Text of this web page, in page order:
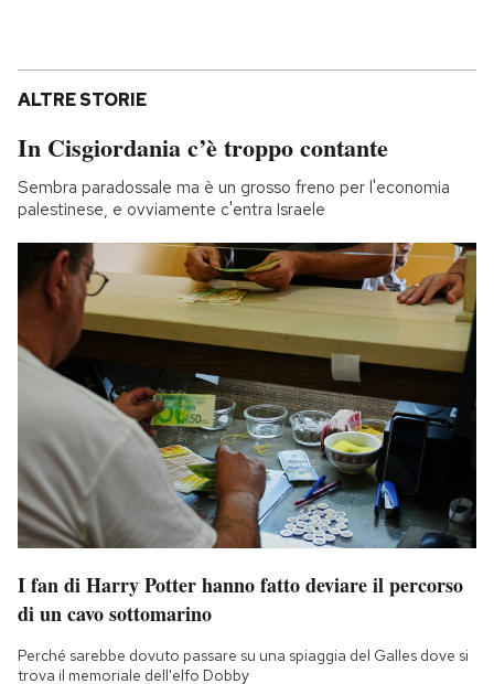
ALTRE STORIE
In Cisgiordania c’è troppo contante
Sembra paradossale ma è un grosso freno per l'economia
palestinese, e ovviamente c'entra Israele
I fan di Harry Potter hanno fatto deviare il percorso
di un cavo sottomarino
Perché sarebbe dovuto passare su una spiaggia del Galles dove si
trova il memoriale dell'elfo Dobby